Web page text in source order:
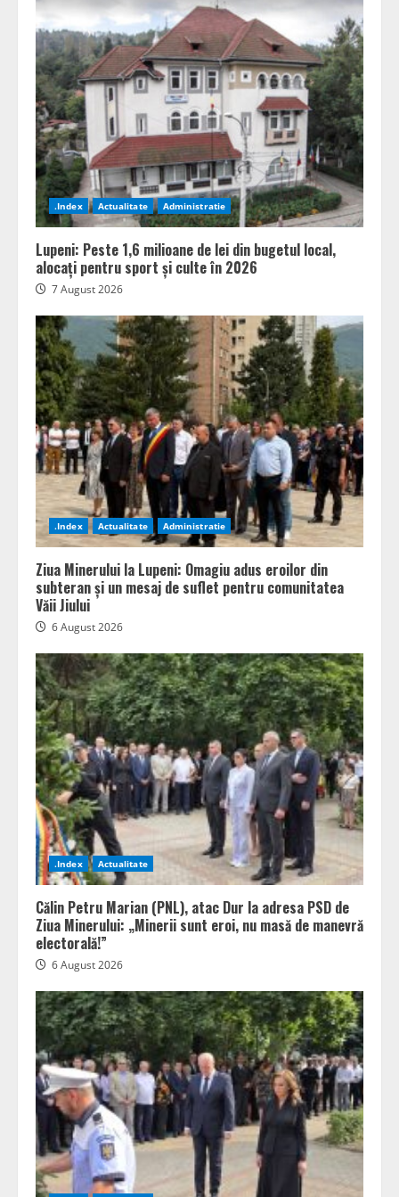
.Index Actualitate Administratie
Lupeni: Peste 1,6 milioane de lei din bugetul local,
alocați pentru sport și culte în 2026
7 August 2026
.Index Actualitate Administratie
Ziua Minerului la Lupeni: Omagiu adus eroilor din
subteran și un mesaj de suflet pentru comunitatea
Văii Jiului
6 August 2026
.Index Actualitate
Călin Petru Marian (PNL), atac Dur la adresa PSD de
Ziua Minerului: „Minerii sunt eroi, nu masă de manevră
electorală!”
6 August 2026